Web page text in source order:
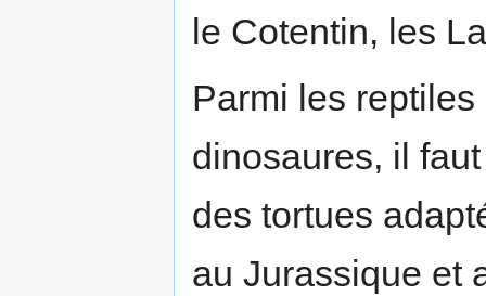
le Cotentin, les
Parmi les
dinosaures, il
des tortues
au Jurassique et